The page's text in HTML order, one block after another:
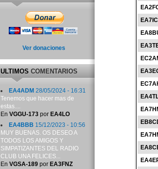
Ver donaciones
ULTIMOSCOMENTARIOS
EA4ADM 28/05/2024 - 16:31
Tenemos que hacer mas de
estas....
En VGGU-173por EA4LO
EA4BBB 15/12/2023 - 10:56
MUY BUENAS. OS DESEO A
TODOS LOS AMIGOS Y
SIMPATIZANTES DEL RADIO
CLUB UNA FELICES...
En VGSA-189por EA3FNZ